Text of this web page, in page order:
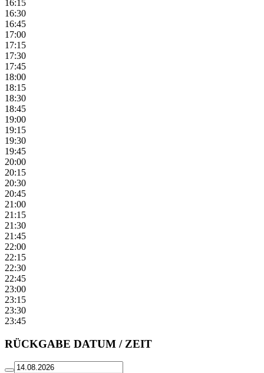
16:15
16:30
16:45
17:00
17:15
17:30
17:45
18:00
18:15
18:30
18:45
19:00
19:15
19:30
19:45
20:00
20:15
20:30
20:45
21:00
21:15
21:30
21:45
22:00
22:15
22:30
22:45
23:00
23:15
23:30
23:45
RÜCKGABE DATUM / ZEIT